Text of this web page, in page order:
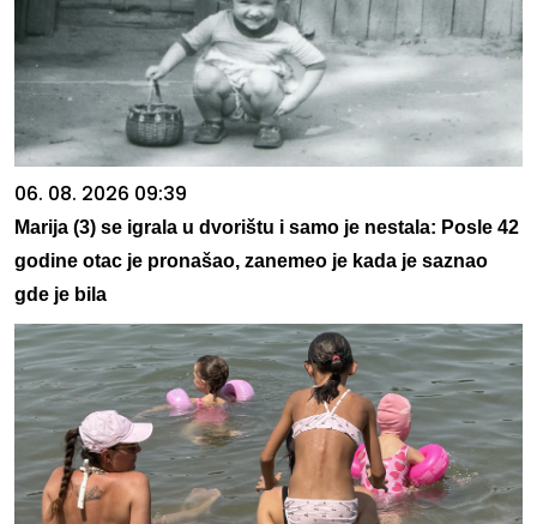
06. 08. 2026 09:39
Marija (3) se igrala u dvorištu i samo je nestala: Posle 42
godine otac je pronašao, zanemeo je kada je saznao
gde je bila